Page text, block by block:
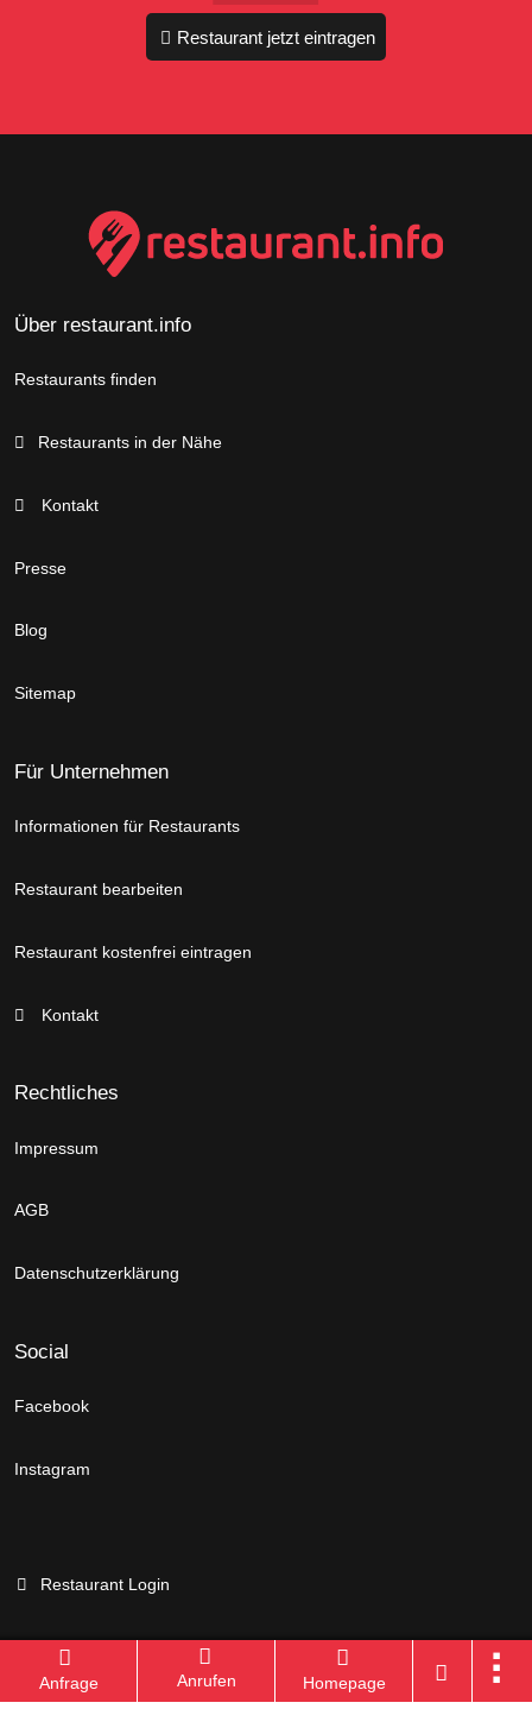
Anfrage Anrufen Homepage
Restaurant jetzt eintragen
Über restaurant.info
Restaurants finden
Restaurants in der Nähe
Kontakt
Presse
Blog
Sitemap
Für Unternehmen
Informationen für Restaurants
Restaurant bearbeiten
Restaurant kostenfrei eintragen
Kontakt
Rechtliches
Impressum
AGB
Datenschutzerklärung
Social
Facebook
Instagram
Restaurant Login
Branchenportal Software made in Germany